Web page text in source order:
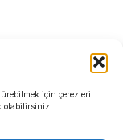
için çerezleri
olabilirsiniz.